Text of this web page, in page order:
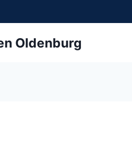
Oldenburg